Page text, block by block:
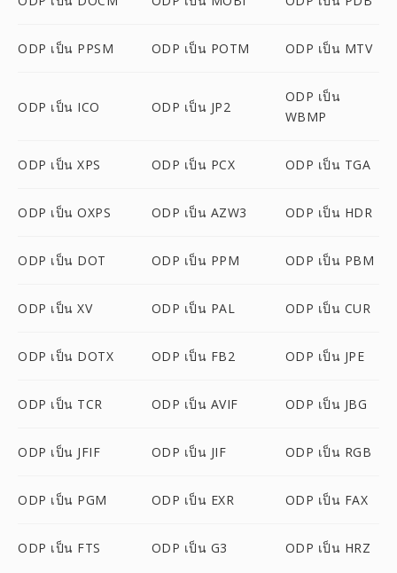
ODP เป็น PPSM ODP เป็น POTM ODP เป็น MTV
ODP เป็น ICO ODP เป็น JP2
ODP เป็น
WBMP
ODP เป็น XPS ODP เป็น PCX ODP เป็น TGA
ODP เป็น OXPS ODP เป็น AZW3 ODP เป็น HDR
ODP เป็น DOT ODP เป็น PPM ODP เป็น PBM
ODP เป็น XV ODP เป็น PAL ODP เป็น CUR
ODP เป็น DOTX ODP เป็น FB2 ODP เป็น JPE
ODP เป็น TCR ODP เป็น AVIF ODP เป็น JBG
ODP เป็น JFIF ODP เป็น JIF ODP เป็น RGB
ODP เป็น PGM ODP เป็น EXR ODP เป็น FAX
ODP เป็น FTS ODP เป็น G3 ODP เป็น HRZ